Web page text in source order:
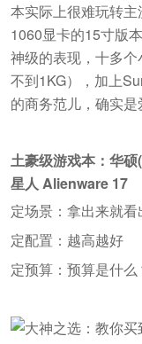
本实际上很难玩转
1060显卡的15寸版
神级的表现，十多
不到1KG），加上
的商务范儿，确实是
土豪级游戏本：华
星人 Alienware 17
定场景：拿出来就看
定配置：越高越好
定预算：预算是什么